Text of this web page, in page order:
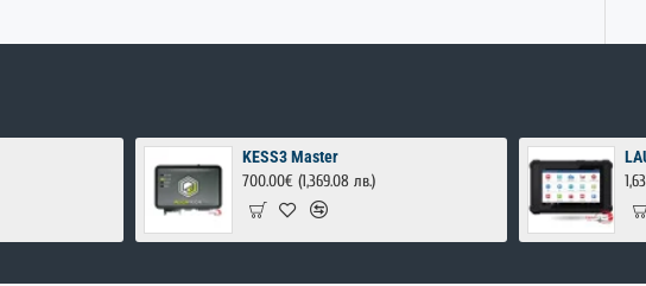
KESS3 Master
700.00€ (1,369.08 лв.)